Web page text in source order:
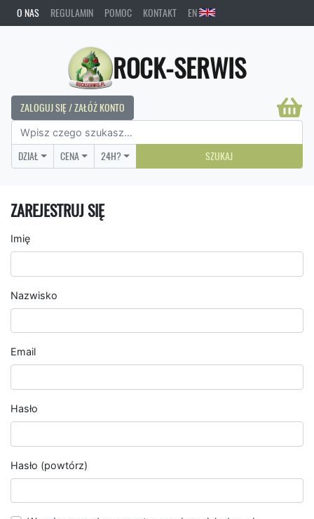
O NAS REGULAMIN POMOC KONTAKT EN
ROCK-SERWIS
ZALOGUJ SIĘ / ZAŁÓŻ KONTO
DZIAŁ CENA 24H? SZUKAJ
ZAREJESTRUJ SIĘ
Imię
Nazwisko
Email
Hasło
Hasło (powtórz)